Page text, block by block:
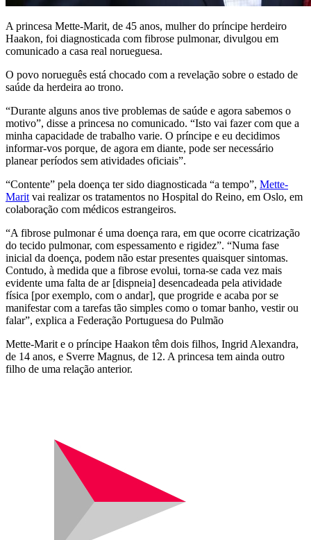
A princesa Mette-Marit, de 45 anos, mulher do príncipe herdeiro
Haakon, foi diagnosticada com fibrose pulmonar, divulgou em
comunicado a casa real norueguesa.
O povo norueguês está chocado com a revelação sobre o estado de
saúde da herdeira ao trono.
“Durante alguns anos tive problemas de saúde e agora sabemos o
motivo”, disse a princesa no comunicado. “Isto vai fazer com que a
minha capacidade de trabalho varie. O príncipe e eu decidimos
informar-vos porque, de agora em diante, pode ser necessário
planear períodos sem atividades oficiais”.
“Contente” pela doença ter sido diagnosticada “a tempo”, Mette-
Marit vai realizar os tratamentos no Hospital do Reino, em Oslo, em
colaboração com médicos estrangeiros.
“A fibrose pulmonar é uma doença rara, em que ocorre cicatrização
do tecido pulmonar, com espessamento e rigidez”. “Numa fase
inicial da doença, podem não estar presentes quaisquer sintomas.
Contudo, à medida que a fibrose evolui, torna-se cada vez mais
evidente uma falta de ar [dispneia] desencadeada pela atividade
física [por exemplo, com o andar], que progride e acaba por se
manifestar com a tarefas tão simples como o tomar banho, vestir ou
falar”, explica a Federação Portuguesa do Pulmão
Mette-Marit e o príncipe Haakon têm dois filhos, Ingrid Alexandra,
de 14 anos, e Sverre Magnus, de 12. A princesa tem ainda outro
filho de uma relação anterior.